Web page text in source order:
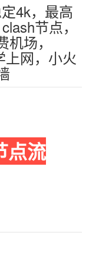
4k，最高
节点，
场，
网，小火
点流